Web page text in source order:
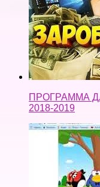
ПРОГРАММА
2018-2019